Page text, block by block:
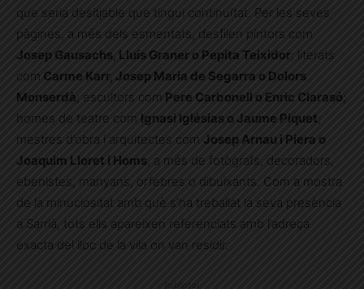
que seria desitjable que tingui continuïtat. Per les seves
pàgines, a més dels esmentats, desfilen pintors com
Josep Gausachs, Lluís Graner o Pepita Teixidor; literats
com Carme Karr, Josep Maria de Segarra o Dolors
Monserdà ; escultors com Pere Carbonell o Enric Clarasó;
homes de teatre com Ignasi Iglésias o Jaume Piquet;
mestres d’obra i arquitectes com Josep Arnau i Piera o
Joaquim Lloret i Homs , a més de fotògrafs, decoradors,
ebenistes, manyans, orfebres o dibuixants. Com a mostra
de la minuciositat amb què s’ha treballat la seva presència
a Sarrià, tots ells apareixen referenciats amb l’adreça
exacta del lloc de la vila on van residir.